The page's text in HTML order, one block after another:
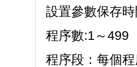
設置參數保存時
程序數:1～499（
程序段：每個